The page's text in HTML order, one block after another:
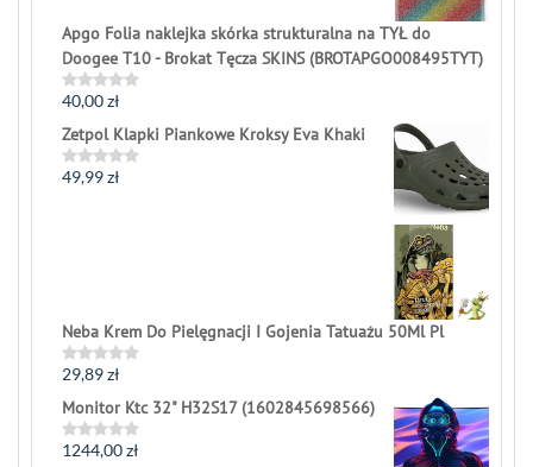
Apgo Folia naklejka skórka strukturalna na TYŁ do
Doogee T10 - Brokat Tęcza SKINS (BROTAPGO008495TYT)
Rated
out
of
5
40,00zł
Zetpol Klapki Piankowe Kroksy Eva Khaki
Rated
49,99zł
Neba Krem Do Pielęgnacji I Gojenia Tatuażu 50Ml Pl
Rated
out
of
5
29,89zł
Monitor Ktc 32" H32S17 (1602845698566)
Rated
1244,00zł